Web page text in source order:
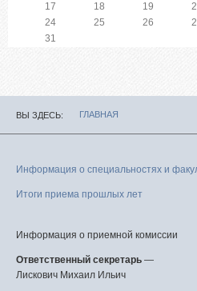
17
18 19
24
25 26
31
ВЫ ЗДЕСЬ ГЛАВНАЯ
Информация о специальностях и
Итоги приема прошлых лет
Информация о приемной комиссии
Ответственный секретарь —
Лискович Михаил Ильич